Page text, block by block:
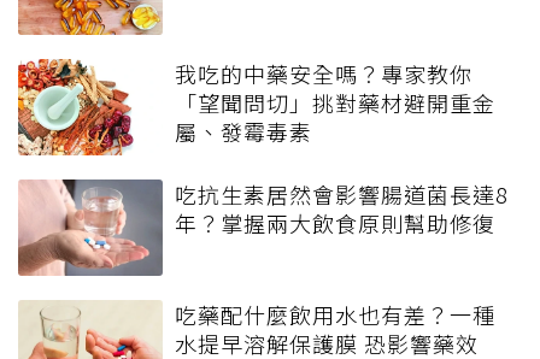
我吃的中藥安全嗎？專家教你
「望聞問切」挑對藥材避開重金
屬、發霉毒素
吃抗生素居然會影響腸道菌長達8
年？掌握兩大飲食原則幫助修復
吃藥配什麼飲用水也有差？一種
水提早溶解保護膜 恐影響藥效